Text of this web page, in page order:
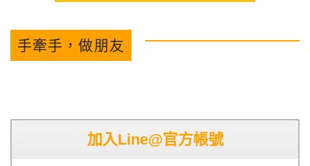
手牽手，做朋友
加入Line@官方帳號